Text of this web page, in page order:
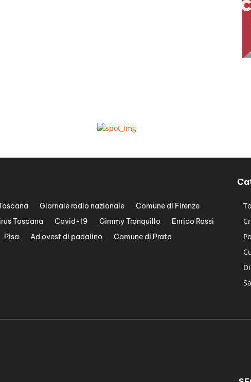
Giornale radio nazionale
Comune di Firenze
Toscana Covid-19 Gimmy Tranquillo
Enrico Rossi
Pisa Ad ovest di padalino
Comune di Prato